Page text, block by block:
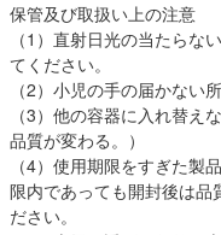
保管及び取扱い上の注意
（1）直射日光の当たらな
てください。
（2）小児の手の届かない
（3）他の容器に入れ替え
品質が変わる。）
（4）使用期限をすぎた製
限内であっても開封後は品
ださい。